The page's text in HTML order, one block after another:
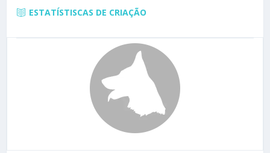
ESTATÍSTISCAS DE CRIAÇÃO